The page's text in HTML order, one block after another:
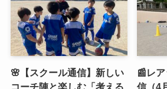
🌸【スクール通信】新しい
コーチ陣と楽しむ「考える
📰レ
信（4